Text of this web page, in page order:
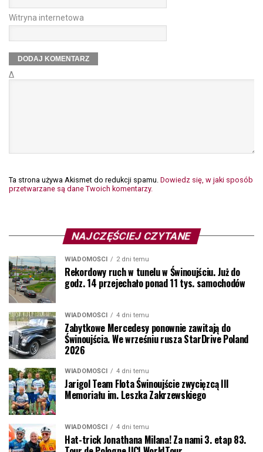
Witryna internetowa
Δ
Ta strona używa Akismet do redukcji spamu. Dowiedz się, w jaki sposób
przetwarzane są dane Twoich komentarzy.
NAJCZĘŚCIEJ CZYTANE
WIADOMOŚCI 2 dni temu
Rekordowy ruch w tunelu w Świnoujściu. Już do
godz. 14 przejechało ponad 11 tys. samochodów
WIADOMOŚCI 4 dni temu
Zabytkowe Mercedesy ponownie zawitają do
Świnoujścia. We wrześniu rusza StarDrive Poland
2026
WIADOMOŚCI 4 dni temu
Jarigol Team Flota Świnoujście zwycięzcą III
Memoriału im. Leszka Zakrzewskiego
WIADOMOŚCI 4 dni temu
Hat-trick Jonathana Milana! Za nami 3. etap 83.